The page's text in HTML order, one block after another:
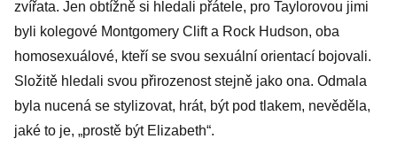
zvířata. Jen obtížně si hledali přátele, pro Taylorovou jimi
byli kolegové Montgomery Clift a Rock Hudson, oba
homosexuálové, kteří se svou sexuální orientací bojovali.
Složitě hledali svou přirozenost stejně jako ona. Odmala
byla nucená se stylizovat, hrát, být pod tlakem, nevěděla,
jaké to je, „prostě být Elizabeth“.